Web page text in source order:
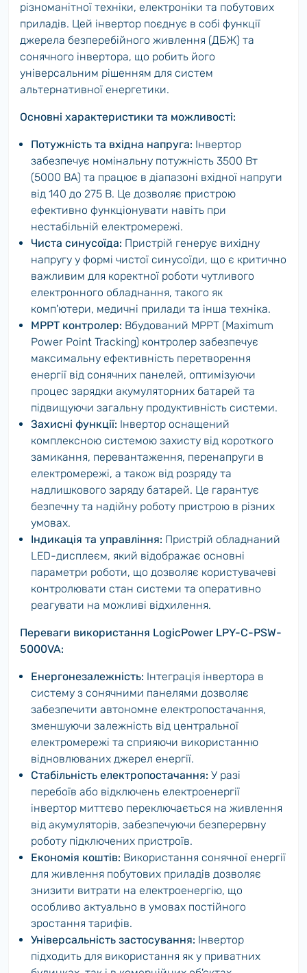
різноманітної техніки, електроніки та побутових
приладів. Цей інвертор поєднує в собі функції
джерела безперебійного живлення (ДБЖ) та
сонячного інвертора, що робить його
універсальним рішенням для систем
альтернативної енергетики.
Основні характеристики та можливості:
Потужність та вхідна напруга: Інвертор
забезпечує номінальну потужність 3500 Вт
(5000 ВА) та працює в діапазоні вхідної напруги
від 140 до 275 В. Це дозволяє пристрою
ефективно функціонувати навіть при
нестабільній електромережі.
Чиста синусоїда: Пристрій генерує вихідну
напругу у формі чистої синусоїди, що є критично
важливим для коректної роботи чутливого
електронного обладнання, такого як
комп'ютери, медичні прилади та інша техніка.
MPPT контролер: Вбудований MPPT (Maximum
Power Point Tracking) контролер забезпечує
максимальну ефективність перетворення
енергії від сонячних панелей, оптимізуючи
процес зарядки акумуляторних батарей та
підвищуючи загальну продуктивність системи.
Захисні функції: Інвертор оснащений
комплексною системою захисту від короткого
замикання, перевантаження, перенапруги в
електромережі, а також від розряду та
надлишкового заряду батарей. Це гарантує
безпечну та надійну роботу пристрою в різних
умовах.
Індикація та управління: Пристрій обладнаний
LED-дисплеєм, який відображає основні
параметри роботи, що дозволяє користувачеві
контролювати стан системи та оперативно
реагувати на можливі відхилення.
Переваги використання LogicPower LPY-С-PSW-
5000VA:
Енергонезалежність: Інтеграція інвертора в
систему з сонячними панелями дозволяє
забезпечити автономне електропостачання,
зменшуючи залежність від центральної
електромережі та сприяючи використанню
відновлюваних джерел енергії.
Стабільність електропостачання: У разі
перебоїв або відключень електроенергії
інвертор миттєво переключається на живлення
від акумуляторів, забезпечуючи безперервну
роботу підключених пристроїв.
Економія коштів: Використання сонячної енергії
для живлення побутових приладів дозволяє
знизити витрати на електроенергію, що
особливо актуально в умовах постійного
зростання тарифів.
Універсальність застосування: Інвертор
підходить для використання як у приватних